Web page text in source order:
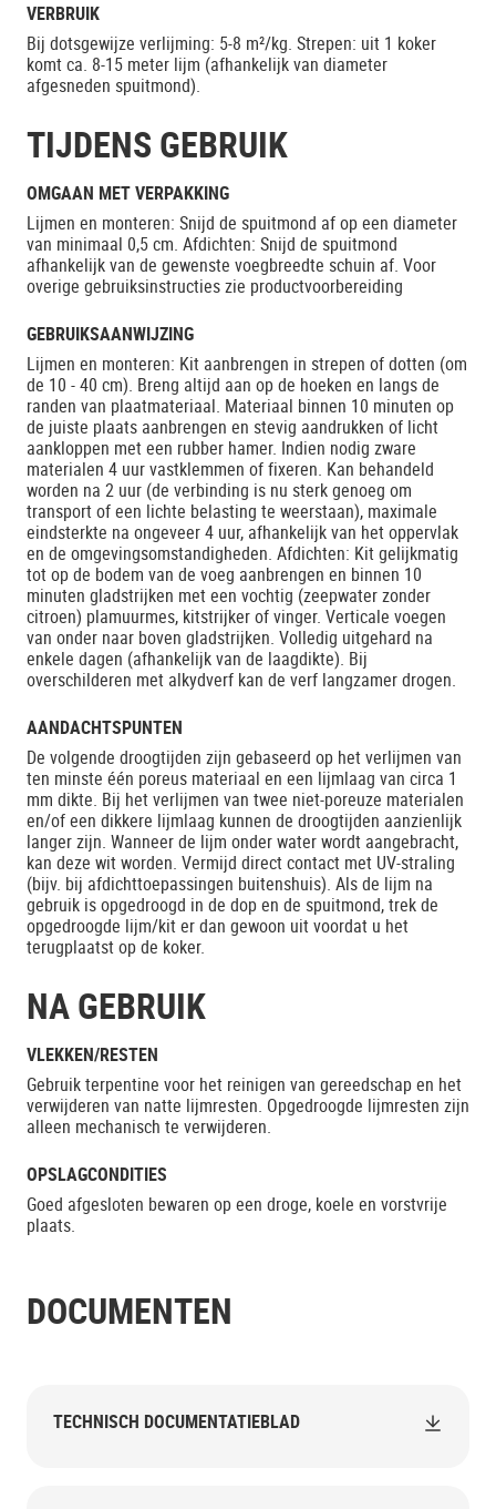
VERBRUIK
Bij dotsgewijze verlijming: 5-8 m²/kg. Strepen: uit 1 koker
komt ca. 8-15 meter lijm (afhankelijk van diameter
afgesneden spuitmond).
TIJDENS GEBRUIK
OMGAAN MET VERPAKKING
Lijmen en monteren: Snijd de spuitmond af op een diameter
van minimaal 0,5 cm. Afdichten: Snijd de spuitmond
afhankelijk van de gewenste voegbreedte schuin af. Voor
overige gebruiksinstructies zie productvoorbereiding
GEBRUIKSAANWIJZING
Lijmen en monteren: Kit aanbrengen in strepen of dotten (om
de 10 - 40 cm). Breng altijd aan op de hoeken en langs de
randen van plaatmateriaal. Materiaal binnen 10 minuten op
de juiste plaats aanbrengen en stevig aandrukken of licht
aankloppen met een rubber hamer. Indien nodig zware
materialen 4 uur vastklemmen of fixeren. Kan behandeld
worden na 2 uur (de verbinding is nu sterk genoeg om
transport of een lichte belasting te weerstaan), maximale
eindsterkte na ongeveer 4 uur, afhankelijk van het oppervlak
en de omgevingsomstandigheden. Afdichten: Kit gelijkmatig
tot op de bodem van de voeg aanbrengen en binnen 10
minuten gladstrijken met een vochtig (zeepwater zonder
citroen) plamuurmes, kitstrijker of vinger. Verticale voegen
van onder naar boven gladstrijken. Volledig uitgehard na
enkele dagen (afhankelijk van de laagdikte). Bij
overschilderen met alkydverf kan de verf langzamer drogen.
AANDACHTSPUNTEN
De volgende droogtijden zijn gebaseerd op het verlijmen van
ten minste één poreus materiaal en een lijmlaag van circa 1
mm dikte. Bij het verlijmen van twee niet-poreuze materialen
en/of een dikkere lijmlaag kunnen de droogtijden aanzienlijk
langer zijn. Wanneer de lijm onder water wordt aangebracht,
kan deze wit worden. Vermijd direct contact met UV-straling
(bijv. bij afdichttoepassingen buitenshuis). Als de lijm na
gebruik is opgedroogd in de dop en de spuitmond, trek de
opgedroogde lijm/kit er dan gewoon uit voordat u het
terugplaatst op de koker.
NA GEBRUIK
VLEKKEN/RESTEN
Gebruik terpentine voor het reinigen van gereedschap en het
verwijderen van natte lijmresten. Opgedroogde lijmresten zijn
alleen mechanisch te verwijderen.
OPSLAGCONDITIES
Goed afgesloten bewaren op een droge, koele en vorstvrije
plaats.
DOCUMENTEN
TECHNISCH DOCUMENTATIEBLAD